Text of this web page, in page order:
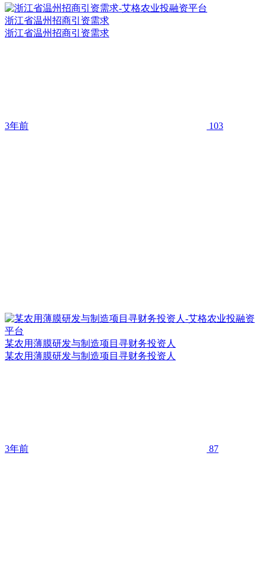
浙江省温州招商引资需求
浙江省温州招商引资需求
3年前 103
某农用薄膜研发与制造项目寻财务投资人
某农用薄膜研发与制造项目寻财务投资人
3年前 87